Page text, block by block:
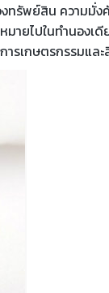
รัพย์สิน ความมั่ง
ยไปในทำนองเดี
รเกษตรกรรมแล